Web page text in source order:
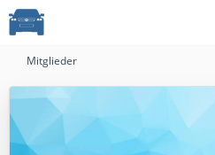
Mitglieder